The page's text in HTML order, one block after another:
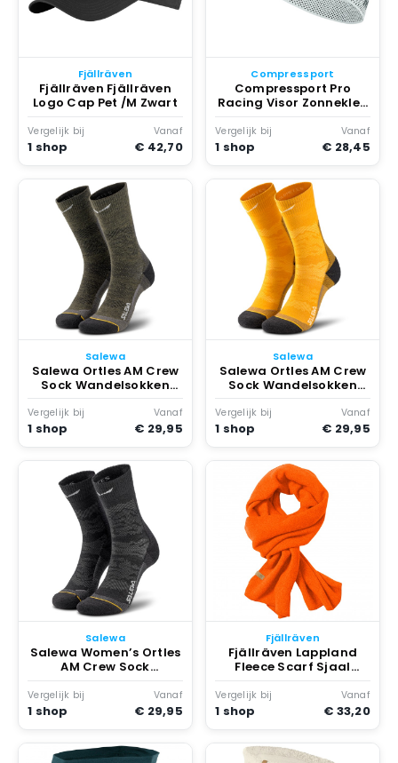
Fjällräven
Fjällräven Fjällräven
Logo Cap Pet /M Zwart
Vergelijk bij
1 shop
Vanaf
€ 42,70
Compressport
Compressport Pro
Racing Visor Zonneklep
turkoois Turquoise
Vergelijk bij
1 shop
Vanaf
€ 28,45
Salewa
Salewa Ortles AM Crew
Sock Wandelsokken
Bruin
Vergelijk bij
1 shop
Vanaf
€ 29,95
Salewa
Salewa Ortles AM Crew
Sock Wandelsokken
Oranje
Vergelijk bij
1 shop
Vanaf
€ 29,95
Salewa
Salewa Women’s Ortles
AM Crew Sock
Wandelsokken Zwart
Vergelijk bij
1 shop
Vanaf
€ 29,95
Fjällräven
Fjällräven Lappland
Fleece Scarf Sjaal
Oranje
Vergelijk bij
1 shop
Vanaf
€ 33,20